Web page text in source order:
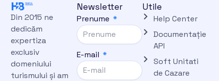
Din 2015 ne
dedicăm
expertiza
exclusiv
domeniului
turismului și am
Newsletter
Prenume
E-mail
Utile
Help Center
Documentație
API
Soft Unitati
de Cazare